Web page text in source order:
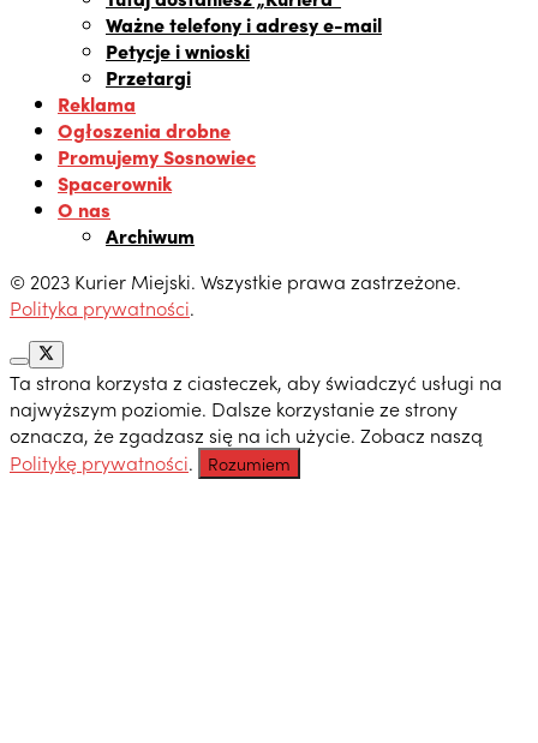
Ważne telefony i adresy e-mail
Petycje i wnioski
Przetargi
Reklama
Ogłoszenia drobne
Promujemy Sosnowiec
Spacerownik
O nas
Archiwum
© 2023 Kurier Miejski. Wszystkie prawa zastrzeżone.
Polityka prywatności.
Ta strona korzysta z ciasteczek, aby świadczyć usługi na
najwyższym poziomie. Dalsze korzystanie ze strony
oznacza, że zgadzasz się na ich użycie. Zobacz naszą
Politykę prywatności. Rozumiem